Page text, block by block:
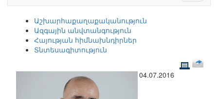
Աշխարհաքաղաքականություն
Ազգային անվտանգություն
Հայության հիմնախնդիրներ
Տնտեսագիտություն
04.07.2016